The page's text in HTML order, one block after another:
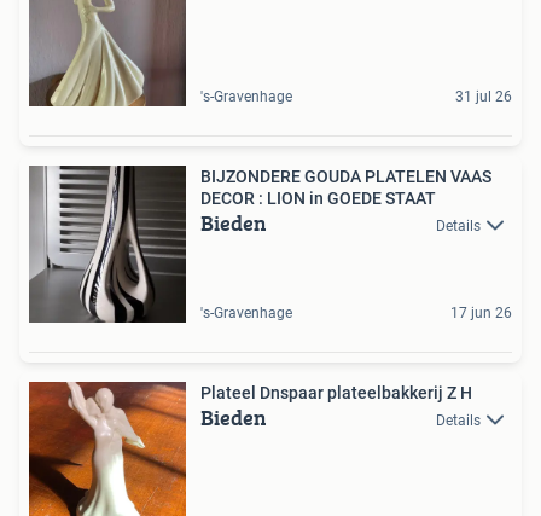
's-Gravenhage 31 jul 26
BIJZONDERE GOUDA PLATELEN VAAS
DECOR : LION in GOEDE STAAT
Bieden Details
's-Gravenhage 17 jun 26
Plateel Dnspaar plateelbakkerij Z H
Bieden Details